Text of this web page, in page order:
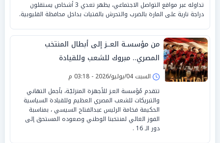
تداوله عبر مواقع التواصل الاجتماعي، يظهر تعدي 3 أشخاص يستقلون
دراجة نارية على المارة بالضرب والتحرش بالفتيات بداخل محافظة القليوبية.
من مؤسسـة العــز إلى أبطال المنتخب
المصري.. مبروك للشعب وللقيادة
السبت 04/يوليو/2026 - 03:18 م
تتقدم مُؤسسة العـز للأجهزة المنزليّـة، بأجمل التهاني
والتبريكات للشعب المصري العظيم وللقيادة السياسية
الحكيمة فخامة الرئيس عبدالفتاح السيسي ، بمناسبة
الفوز الغالي لمنتخبنا الوطني وصعوده المستحق إلى
دور الـ 16 .